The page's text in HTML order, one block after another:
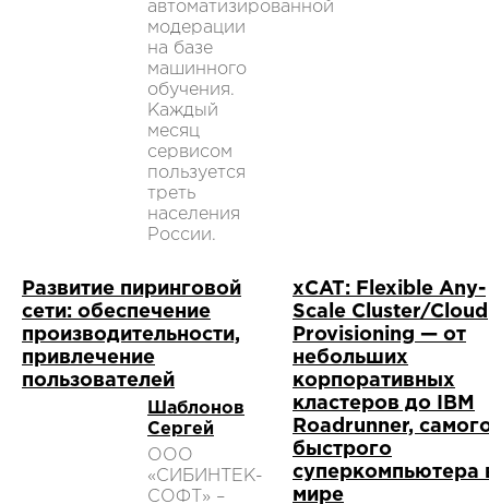
автоматизированной
модерации
на базе
машинного
обучения.
Каждый
месяц
сервисом
пользуется
треть
населения
России.
Развитие пиринговой
сети: обеспечение
производительности,
привлечение
пользователей
Шаблонов
Сергей
ООО
«СИБИНТЕК-
СОФТ» –
xCAT: Flexible Any-
Scale Cluster/Cloud
Provisioning — от
небольших
корпоративных
кластеров до IBM
Roadrunner,
быстрого
суперкомпьютера
мире